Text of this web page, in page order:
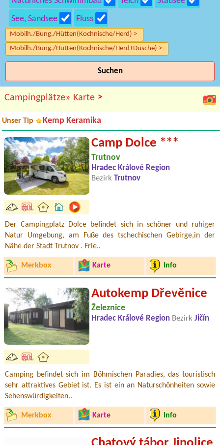
See, Sandsee
Fluss
Mobilh./Bung./Hütten(Kochnische/Herd) >
Mobilh./Bung./Hütten(Kochnische/Herd+Dusche) >
Suchen
Campingplätze» Karte >
Unser Tip Kemp Keramika
Camp Dolce ***
Trutnov
Hradec Králové Region
Bezirk
Trutnov
Der Campingplatz Dolce befindet sich in schöner und ruhiger
Natur Umgebung, am Fuße des tschechischen Gebirge,in der
Nähe der Stadt Trutnov . Frie..
Merkbox Karte Info
Autokemp Dřevěnice
Železnice
Hradec Králové Region Bezirk Jičín
Camping befindet sich im Böhmischen Paradies, das touristisch
sehr attraktives Gebiet ist. Es ist ein an Naturschönheiten sowie
Sehenswürdigkeiten..
Merkbox Karte Info